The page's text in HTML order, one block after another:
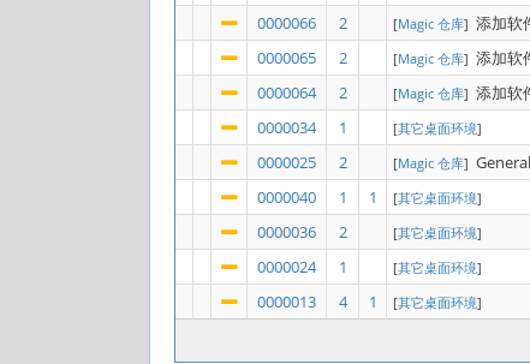
0000066
2 [Magic 仓库] 添加软
0000065
2 [Magic 仓库] 添加软
0000064
2 [Magic 仓库] 添加软
0000034
1 [其它桌面环境]
0000025
2 [Magic 仓库] General
0000040
1 1 [其它桌面环境]
0000036
2 [其它桌面环境]
0000024
1 [其它桌面环境]
0000013
4 1 [其它桌面环境]